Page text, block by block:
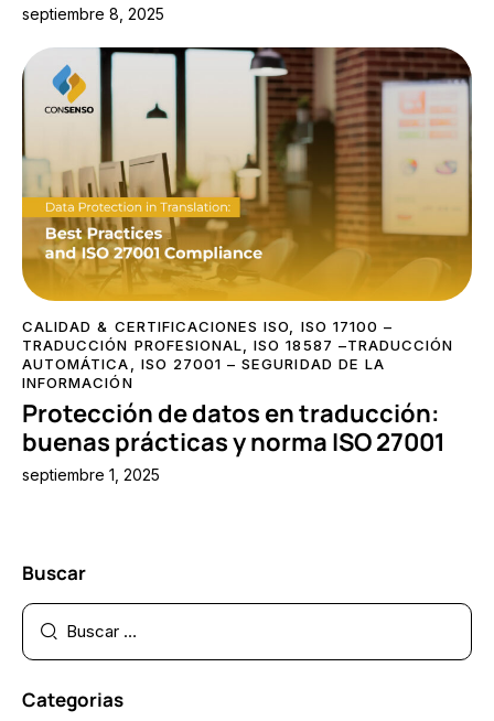
septiembre 8, 2025
CALIDAD & CERTIFICACIONES ISO
ISO 17100 –
TRADUCCIÓN PROFESIONAL ,ISO 18587 –TRADUCCIÓN
AUTOMÁTICA
ISO 27001 – SEGURIDAD DE LA
INFORMACIÓN
Protección de datos en traducción:
buenas prácticas y norma ISO 27001
septiembre 1, 2025
Buscar
Categorias